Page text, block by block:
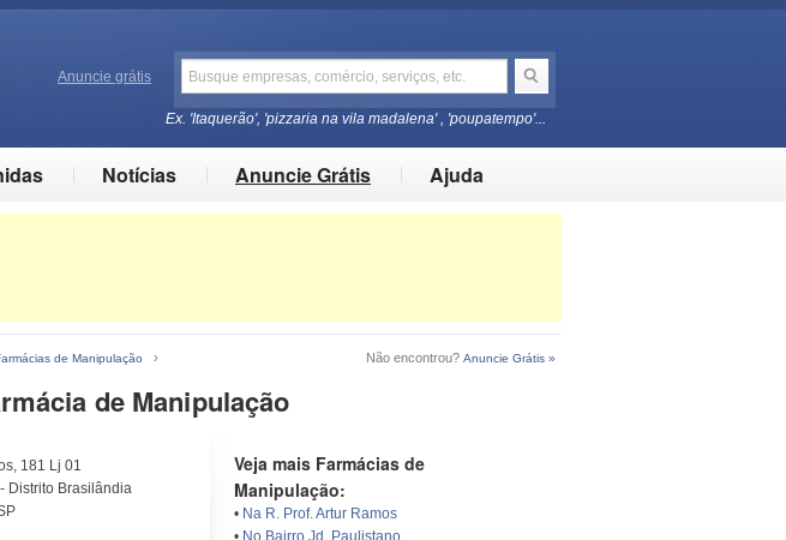
Anuncie grátis
Ex. 'Itaquerão', 'pizzaria na vila madalena' , 'poupatempo'...
Notícias Anuncie Grátis Ajuda
de Manipulação › Não encontrou? Anuncie Grátis »
de Manipulação
181 Lj 01
Distrito Brasilândia
Veja mais Farmácias de
Manipulação:
• Na R. Prof. Artur Ramos
• No Bairro Jd. Paulistano